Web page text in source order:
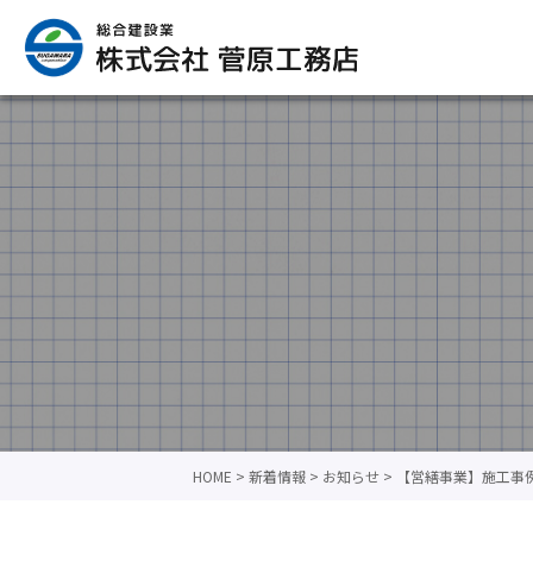
HOME > 新着情報 > お知らせ > 【営繕事業】施工